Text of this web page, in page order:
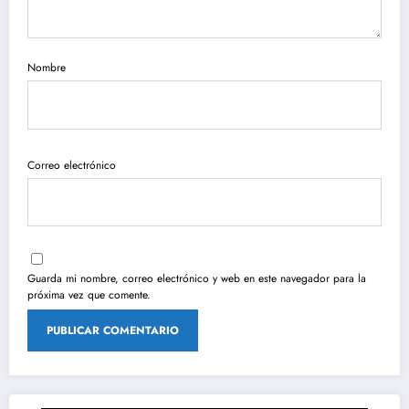
Nombre
Correo electrónico
Guarda mi nombre, correo electrónico y web en este navegador para la
próxima vez que comente.